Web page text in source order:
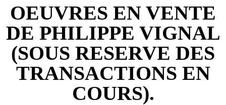
OEUVRES EN VENTE
DE PHILIPPE VIGNAL
(SOUS RESERVE DES
TRANSACTIONS EN
COURS).